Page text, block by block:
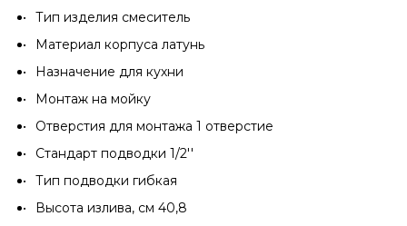
Тип изделия cмеситель
Материал корпуса латунь
Назначение для кухни
Монтаж на мойку
Отверстия для монтажа 1 отверстие
Стандарт подводки 1/2''
Тип подводки гибкая
Высота излива, см 40,8